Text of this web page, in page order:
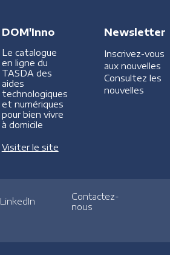
DOM'Inno
Le catalogue
en ligne du
TASDA des
aides
technologiques
et numériques
pour bien vivre
à domicile
Visiter le site
Newsletter
Inscrivez-vous
aux nouvelles
Consultez les
nouvelles
LinkedIn
Contactez-
nous